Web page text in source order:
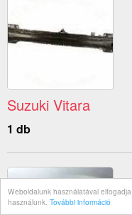
Weboldalunk használatával
használunk. További információ
Suzuki Vitara
1 db